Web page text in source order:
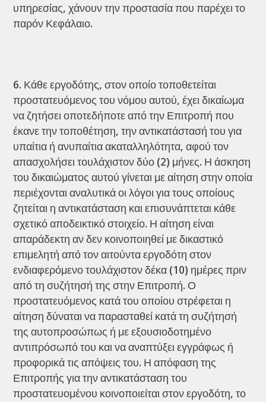
υπηρεσίας, χάνουν την προστασία που παρέχει το
παρόν Κεφάλαιο.
Κάθε εργοδότης, στον οποίο τοποθετείται
προστατευόμενος του νόμου αυτού, έχει δικαίωμα
να ζητήσει οποτεδήποτε από την Επιτροπή που
έκανε την τοποθέτηση, την αντικατάστασή του για
υπαίτια ή ανυπαίτια ακαταλληλότητα, αφού τον
απασχολήσει τουλάχιστον δύο (2) μήνες. Η άσκηση
του δικαιώματος αυτού γίνεται με αίτηση στην οποία
περιέχονται αναλυτικά οι λόγοι για τους οποίους
ζητείται η αντικατάσταση και επισυνάπτεται κάθε
σχετικό αποδεικτικό στοιχείο. Η αίτηση είναι
απαράδεκτη αν δεν κοινοποιηθεί με δικαστικό
επιμελητή από τον αιτούντα εργοδότη στον
ενδιαφερόμενο τουλάχιστον δέκα (10) ημέρες πριν
από τη συζήτησή της στην Επιτροπή. Ο
προστατευόμενος κατά του οποίου στρέφεται η
αίτηση δύναται να παρασταθεί κατά τη συζήτησή
της αυτοπροσώπως ή με εξουσιοδοτημένο
αντιπρόσωπό του και να αναπτύξει εγγράφως ή
προφορικά τις απόψεις του. Η απόφαση της
Επιτροπής για την αντικατάσταση του
προστατευομένου κοινοποιείται στον εργοδότη, το